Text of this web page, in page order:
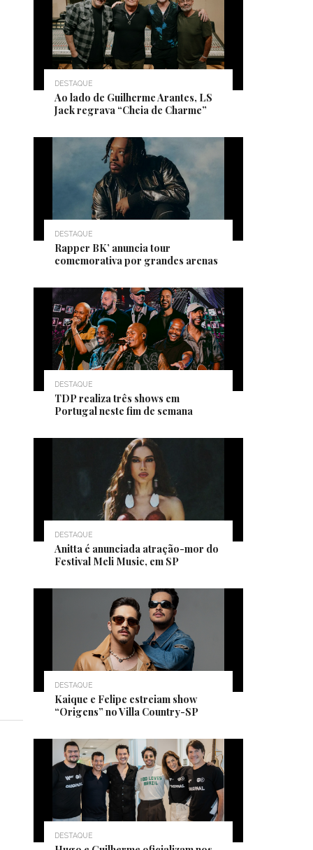
DESTAQUE
Ao lado de Guilherme Arantes, LS
Jack regrava “Cheia de Charme”
DESTAQUE
Rapper BK’ anuncia tour
comemorativa por grandes arenas
DESTAQUE
TDP realiza três shows em
Portugal neste fim de semana
DESTAQUE
Anitta é anunciada atração-mor do
Festival Meli Music, em SP
DESTAQUE
Kaique e Felipe estreiam show
“Origens” no Villa Country-SP
DESTAQUE